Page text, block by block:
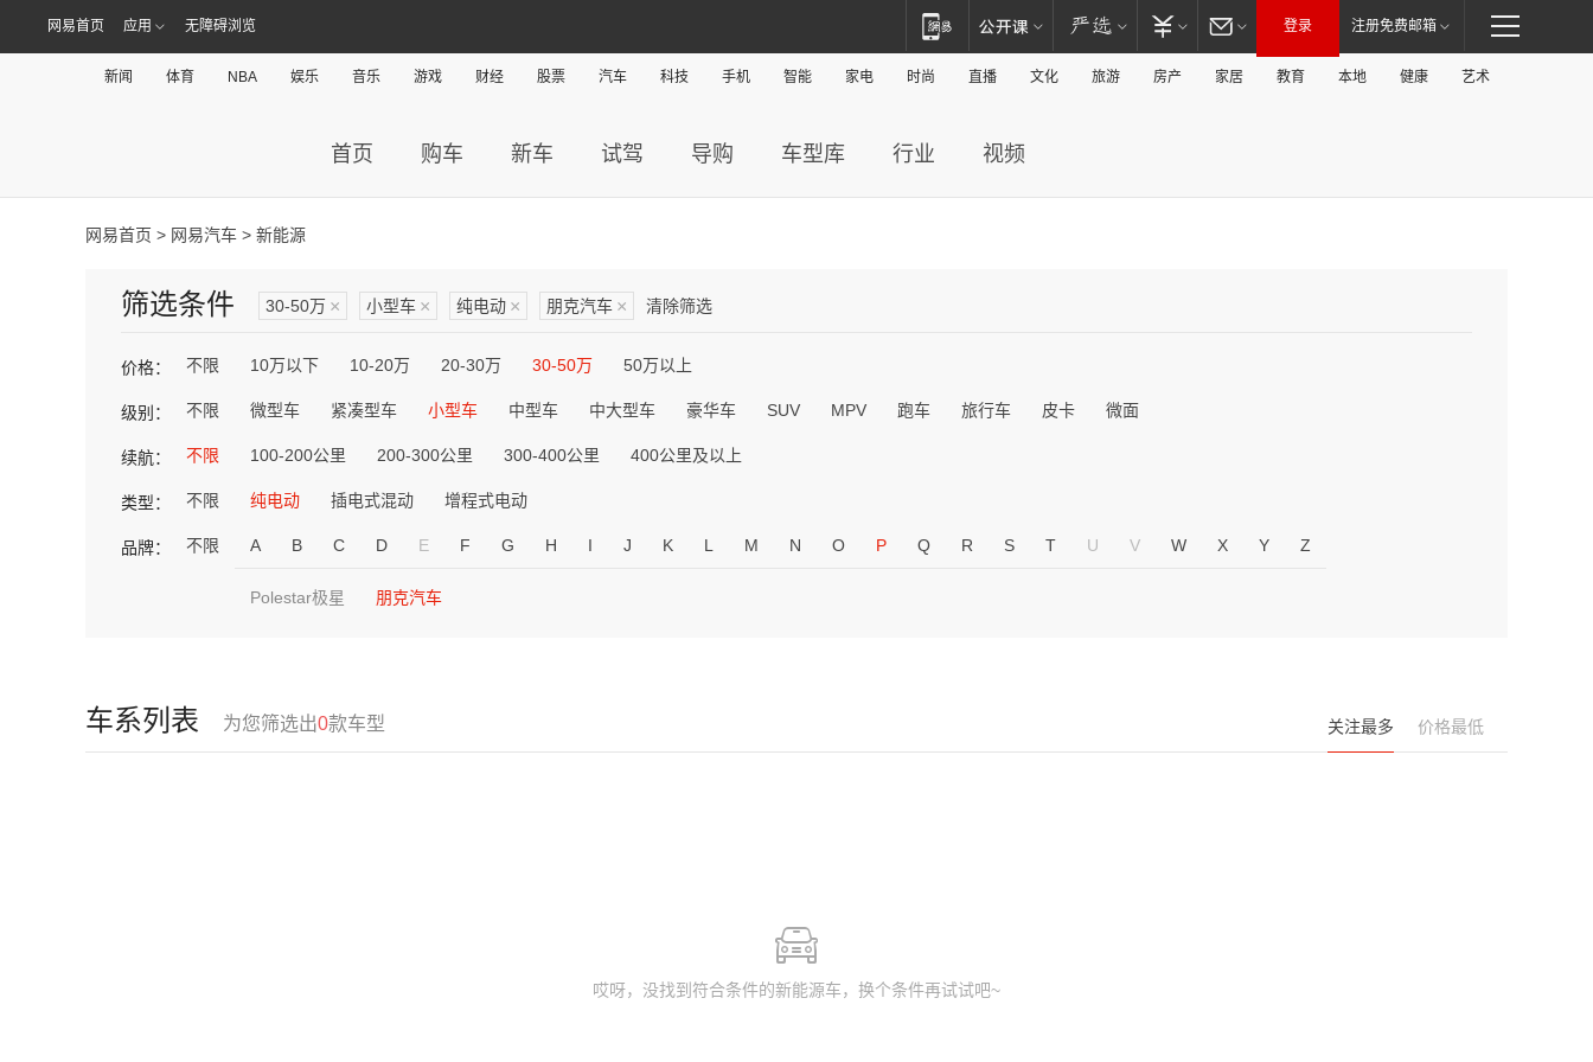
网易首页 应用 无障碍浏览 登录 注册免费邮箱
新闻 体育 NBA 娱乐 音乐 游戏 财经 股票 汽车 科技 手机 智能 家电 时尚 直播 文化 旅游 房产 家居 教育 本地 健康 艺术
首页 购车 新车 试驾 导购 车型库 行业 视频
网易首页 > 网易汽车 > 新能源
筛选条件 30-50万 × 小型车 × 纯电动 × 朋克汽车 × 清除筛选
价格： 不限 10万以下 10-20万 20-30万 30-50万 50万以上
级别： 不限 微型车 紧凑型车 小型车 中型车 中大型车 豪华车 SUV MPV 跑车 旅行车 皮卡 微面
续航： 不限 100-200公里 200-300公里 300-400公里 400公里及以上
类型： 不限 纯电动 插电式混动 增程式电动
品牌： 不限 A B C D E F G H I J K L M N O P Q R S T U V W X Y Z
Polestar极星 朋克汽车
车系列表 为您筛选出0款车型 关注最多 价格最低
哎呀，没找到符合条件的新能源车，换个条件再试试吧~